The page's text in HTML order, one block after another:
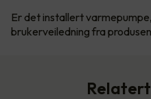
Er det installert
brukerveiledning fra